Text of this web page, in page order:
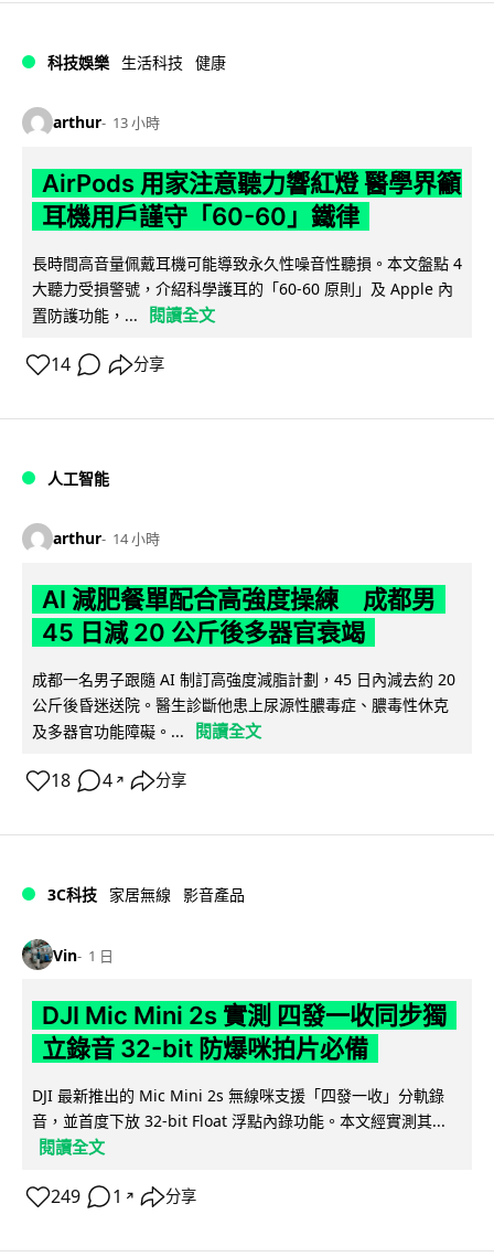
科技娛樂 生活科技 健康
arthur 13 小時
AirPods 用家注意聽力響紅燈 醫學界籲
耳機用戶謹守「60-60」鐵律
長時間高音量佩戴耳機可能導致永久性噪音性聽損。本文盤點 4
大聽力受損警號，介紹科學護耳的「60-60 原則」及 Apple 內
置防護功能，...
閱讀全文
14 分享
人工智能
arthur 14 小時
AI 減肥餐單配合高強度操練 成都男
45 日減 20 公斤後多器官衰竭
成都一名男子跟隨 AI 制訂高強度減脂計劃，45 日內減去約 20
公斤後昏迷送院。醫生診斷他患上尿源性膿毒症、膿毒性休克
及多器官功能障礙。...
閱讀全文
18 4 ↗ 分享
3C科技 家居無線 影音產品
Vin 1 日
DJI Mic Mini 2s 實測 四發一收同步獨
立錄音 32-bit 防爆咪拍片必備
DJI 最新推出的 Mic Mini 2s 無線咪支援「四發一收」分軌錄
音，並首度下放 32-bit Float 浮點內錄功能。本文經實測其...
閱讀全文
249 1 ↗ 分享